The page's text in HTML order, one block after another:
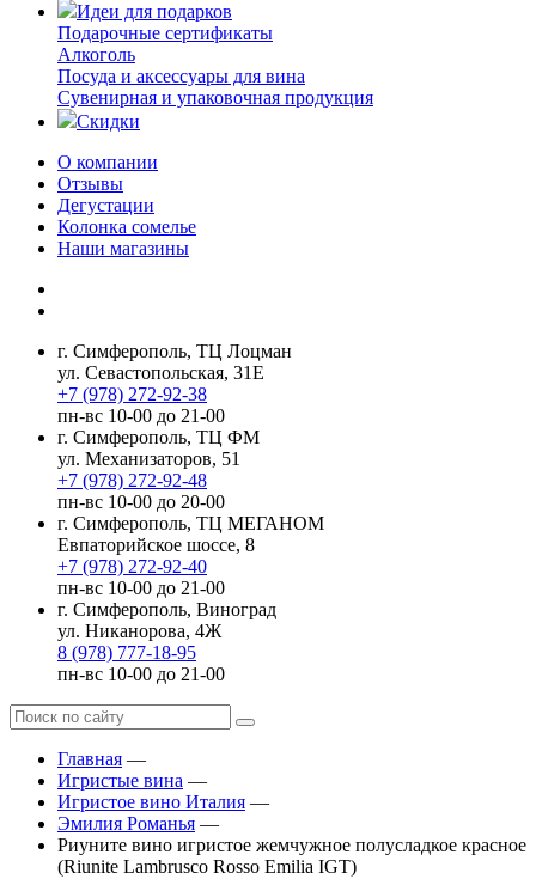
Идеи для подарков
Подарочные сертификаты
Алкоголь
Посуда и аксессуары для вина
Сувенирная и упаковочная продукция
Скидки
О компании
Отзывы
Дегустации
Колонка сомелье
Наши магазины
г. Симферополь, ТЦ Лоцман
ул. Севастопольская, 31Е
+7 (978) 272-92-38
пн-вс 10-00 до 21-00
г. Симферополь, ТЦ ФМ
ул. Механизаторов, 51
+7 (978) 272-92-48
пн-вс 10-00 до 20-00
г. Симферополь, ТЦ МЕГАНОМ
Евпаторийское шоссе, 8
+7 (978) 272-92-40
пн-вс 10-00 до 21-00
г. Симферополь, Виноград
ул. Никанорова, 4Ж
8 (978) 777-18-95
пн-вс 10-00 до 21-00
Главная —
Игристые вина —
Игристое вино Италия —
Эмилия Романья —
Риуните вино игристое жемчужное полусладкое красное
(Riunite Lambrusco Rosso Emilia IGT)